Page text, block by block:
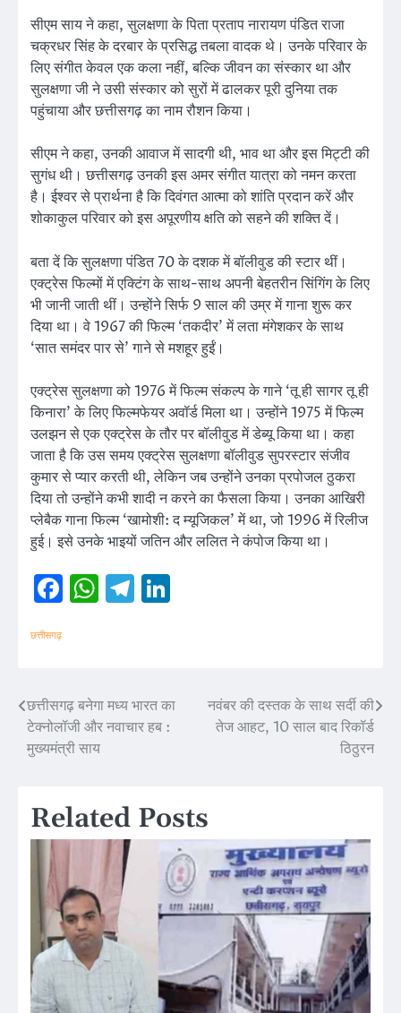
सीएम साय ने कहा, सुलक्षणा के पिता प्रताप नारायण पंडित राजा
चक्रधर सिंह के दरबार के प्रसिद्ध तबला वादक थे। उनके परिवार के
लिए संगीत केवल एक कला नहीं, बल्कि जीवन का संस्कार था और
सुलक्षणा जी ने उसी संस्कार को सुरों में ढालकर पूरी दुनिया तक
पहुंचाया और छत्तीसगढ़ का नाम रौशन किया।
सीएम ने कहा, उनकी आवाज में सादगी थी, भाव था और इस मिट्टी की
सुगंध थी। छत्तीसगढ़ उनकी इस अमर संगीत यात्रा को नमन करता
है। ईश्वर से प्रार्थना है कि दिवंगत आत्मा को शांति प्रदान करें और
शोकाकुल परिवार को इस अपूरणीय क्षति को सहने की शक्ति दें।
बता दें कि सुलक्षणा पंडित 70 के दशक में बॉलीवुड की स्टार थीं।
एक्ट्रेस फिल्मों में एक्टिंग के साथ-साथ अपनी बेहतरीन सिंगिंग के लिए
भी जानी जाती थीं। उन्होंने सिर्फ 9 साल की उम्र में गाना शुरू कर
दिया था। वे 1967 की फिल्म ‘तकदीर’ में लता मंगेशकर के साथ
‘सात समंदर पार से’ गाने से मशहूर हुईं।
एक्ट्रेस सुलक्षणा को 1976 में फिल्म संकल्प के गाने ‘तू ही सागर तू ही
किनारा’ के लिए फिल्मफेयर अवॉर्ड मिला था। उन्होंने 1975 में फिल्म
उलझन से एक एक्ट्रेस के तौर पर बॉलीवुड में डेब्यू किया था। कहा
जाता है कि उस समय एक्ट्रेस सुलक्षणा बॉलीवुड सुपरस्टार संजीव
कुमार से प्यार करती थी, लेकिन जब उन्होंने उनका प्रपोजल ठुकरा
दिया तो उन्होंने कभी शादी न करने का फैसला किया। उनका आखिरी
प्लेबैक गाना फिल्म ‘खामोशी: द म्यूजिकल’ में था, जो 1996 में रिलीज
हुई। इसे उनके भाइयों जतिन और ललित ने कंपोज किया था।
Facebook
WhatsApp
Telegram
छत्तीसगढ़
Post
navigation
छत्तीसगढ़ बनेगा मध्य भारत का
टेक्नोलॉजी और नवाचार हब :
मुख्यमंत्री साय
नवंबर की दस्तक के साथ सर्दी की
तेज आहट, 10 साल बाद रिकॉर्ड
ठिठुरन
Related Posts